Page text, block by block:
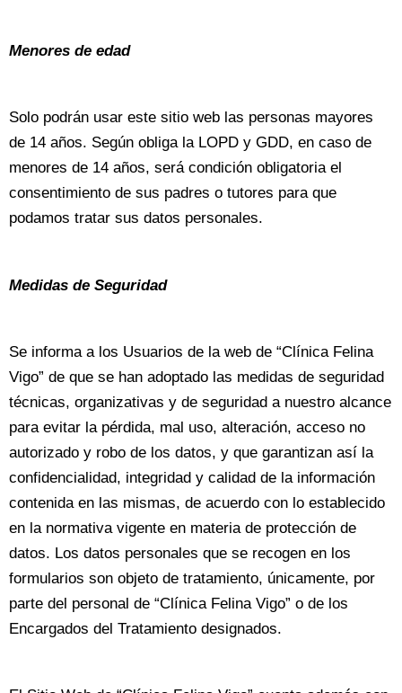
Menores de edad
Solo podrán usar este sitio web las personas mayores
de 14 años. Según obliga la LOPD y GDD, en caso de
menores de 14 años, será condición obligatoria el
consentimiento de sus padres o tutores para que
podamos tratar sus datos personales.
Medidas de Seguridad
Se informa a los Usuarios de la web de “Clínica Felina
Vigo” de que se han adoptado las medidas de seguridad
técnicas, organizativas y de seguridad a nuestro alcance
para evitar la pérdida, mal uso, alteración, acceso no
autorizado y robo de los datos, y que garantizan así la
confidencialidad, integridad y calidad de la información
contenida en las mismas, de acuerdo con lo establecido
en la normativa vigente en materia de protección de
datos. Los datos personales que se recogen en los
formularios son objeto de tratamiento, únicamente, por
parte del personal de “Clínica Felina Vigo” o de los
Encargados del Tratamiento designados.